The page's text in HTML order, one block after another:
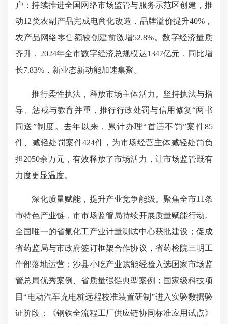
户；持续推进全国网络市场监管与服务示范区创建，推
动12类农副产品完成电商化改造，品牌溢价提升40%，
农产品网络零售额较创建前激增52.8%。数字经济量质
齐升，2024年全市数字经济总规模达1347亿元，同比增
长7.83%，新业态新动能加速集聚。
推行柔性执法，释放市场主体活力。坚持执法与指
导、惩戒与教育并重，推行行政处罚与信用修复“两书
同送”制度。去年以来，累计办理“首违不罚”案件85
件、减轻处罚案件424件，为市场经营主体减轻处罚负
担2050余万元，有效释放了市场活力，让市场监管既有
力度更显温度。
深化质量赋能，提升产业竞争能级。聚焦全市11条
市特色产业链，市市场监管局持续开展质量赋能行动。
全国唯一的省氟化工产业计量测试中心获批建设；促成
省药监局与市政府签订框架合作协议，省药检院三明工
作部落地运营；沙县小吃产业赋能经验入选国家市场监
管总局优秀案例、省质量强链典型案例；国家级科技项
目“电动汽车充电桩远程校准装置研制”进入实验数据验
证阶段；《钢铁全流程工厂供应链协同标准应用试点》